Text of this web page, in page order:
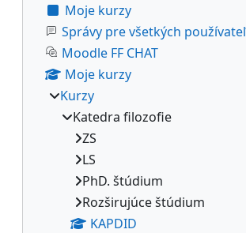
Moje kurzy
Správy pre všetkých
Moodle FF CHAT
Moje kurzy
Kurzy
Katedra filozofie
ZS
LS
PhD. štúdium
Rozširujúce štúdium
KAPDID